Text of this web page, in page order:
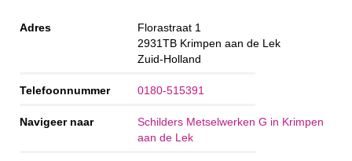
Adres
Florastraat 1
2931TB Krimpen aan de Lek
Zuid-Holland
Telefoonnummer 0180-515391
Navigeer naar
Schilders Metselwerken G in Krimpen
aan de Lek